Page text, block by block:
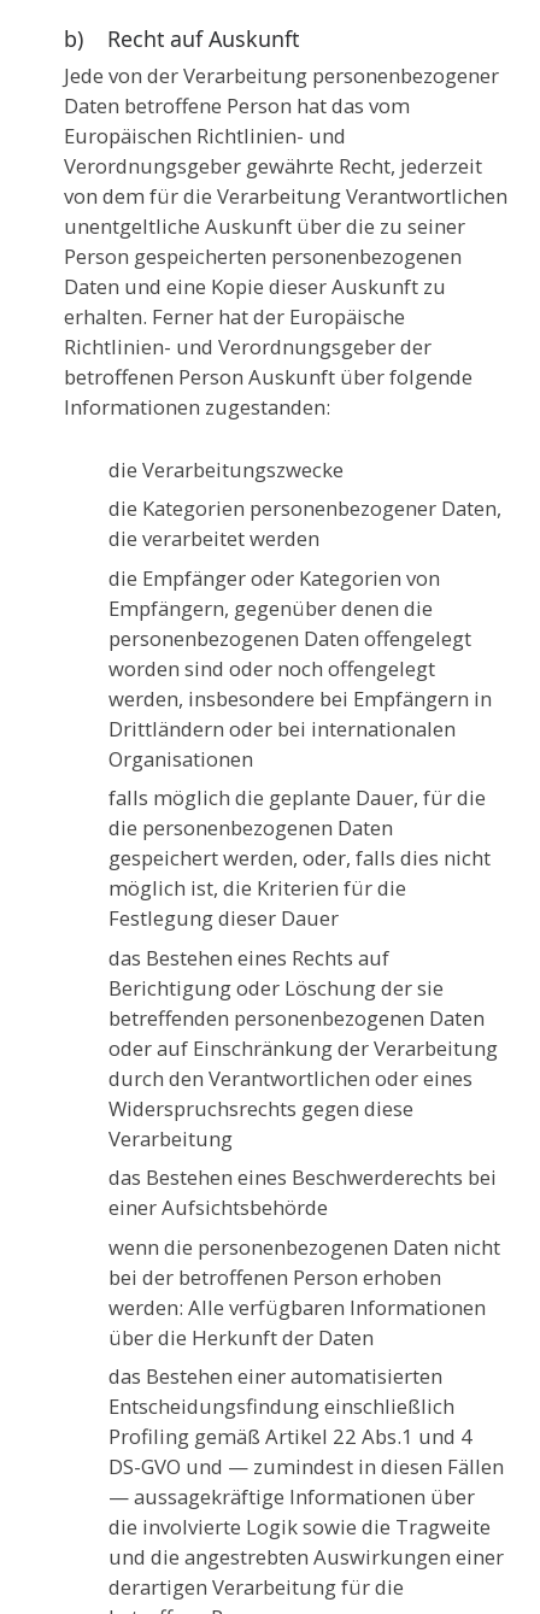
b) Recht auf Auskunft
Jede von der Verarbeitung personenbezogener
Daten betroffene Person hat das vom
Europäischen Richtlinien- und
Verordnungsgeber gewährte Recht, jederzeit
von dem für die Verarbeitung Verantwortlichen
unentgeltliche Auskunft über die zu seiner
Person gespeicherten personenbezogenen
Daten und eine Kopie dieser Auskunft zu
erhalten. Ferner hat der Europäische
Richtlinien- und Verordnungsgeber der
betroffenen Person Auskunft über folgende
Informationen zugestanden:
die Verarbeitungszwecke
die Kategorien personenbezogener Daten,
die verarbeitet werden
die Empfänger oder Kategorien von
Empfängern, gegenüber denen die
personenbezogenen Daten offengelegt
worden sind oder noch offengelegt
werden, insbesondere bei Empfängern in
Drittländern oder bei internationalen
Organisationen
falls möglich die geplante Dauer, für die
die personenbezogenen Daten
gespeichert werden, oder, falls dies nicht
möglich ist, die Kriterien für die
Festlegung dieser Dauer
das Bestehen eines Rechts auf
Berichtigung oder Löschung der sie
betreffenden personenbezogenen Daten
oder auf Einschränkung der Verarbeitung
durch den Verantwortlichen oder eines
Widerspruchsrechts gegen diese
Verarbeitung
das Bestehen eines Beschwerderechts bei
einer Aufsichtsbehörde
wenn die personenbezogenen Daten nicht
bei der betroffenen Person erhoben
werden: Alle verfügbaren Informationen
über die Herkunft der Daten
das Bestehen einer automatisierten
Entscheidungsfindung einschließlich
Profiling gemäß Artikel 22 Abs.1 und 4
DS-GVO und — zumindest in diesen Fällen
— aussagekräftige Informationen über
die involvierte Logik sowie die Tragweite
und die angestrebten Auswirkungen einer
derartigen Verarbeitung für die